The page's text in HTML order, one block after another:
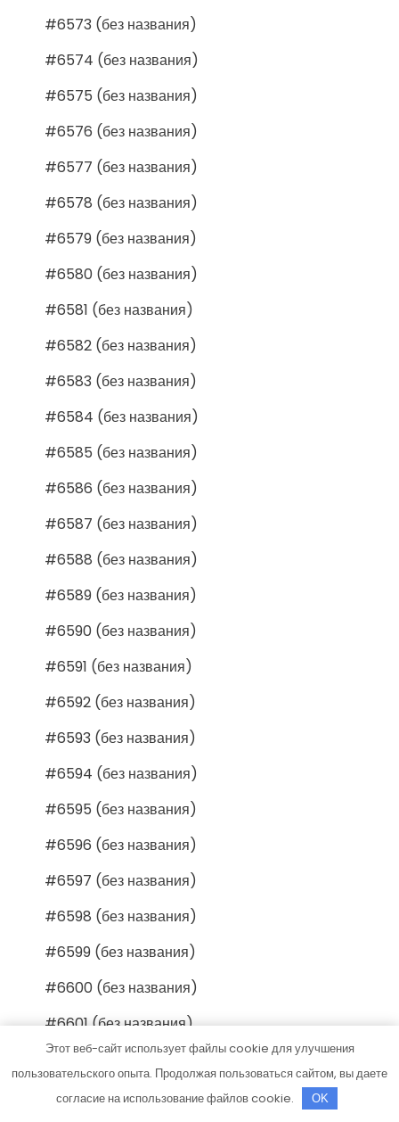
#6573 (без названия)
#6574 (без названия)
#6575 (без названия)
#6576 (без названия)
#6577 (без названия)
#6578 (без названия)
#6579 (без названия)
#6580 (без названия)
#6581 (без названия)
#6582 (без названия)
#6583 (без названия)
#6584 (без названия)
#6585 (без названия)
#6586 (без названия)
#6587 (без названия)
#6588 (без названия)
#6589 (без названия)
#6590 (без названия)
#6591 (без названия)
#6592 (без названия)
#6593 (без названия)
#6594 (без названия)
#6595 (без названия)
#6596 (без названия)
#6597 (без названия)
#6598 (без названия)
#6599 (без названия)
#6600 (без названия)
#6601 (без названия)
#6602 (без названия)
#6603 (без названия)
Этот веб-сайт использует файлы cookie для улучшения
пользовательского опыта. Продолжая пользоваться сайтом, вы даете
согласие на использование файлов cookie.
OK